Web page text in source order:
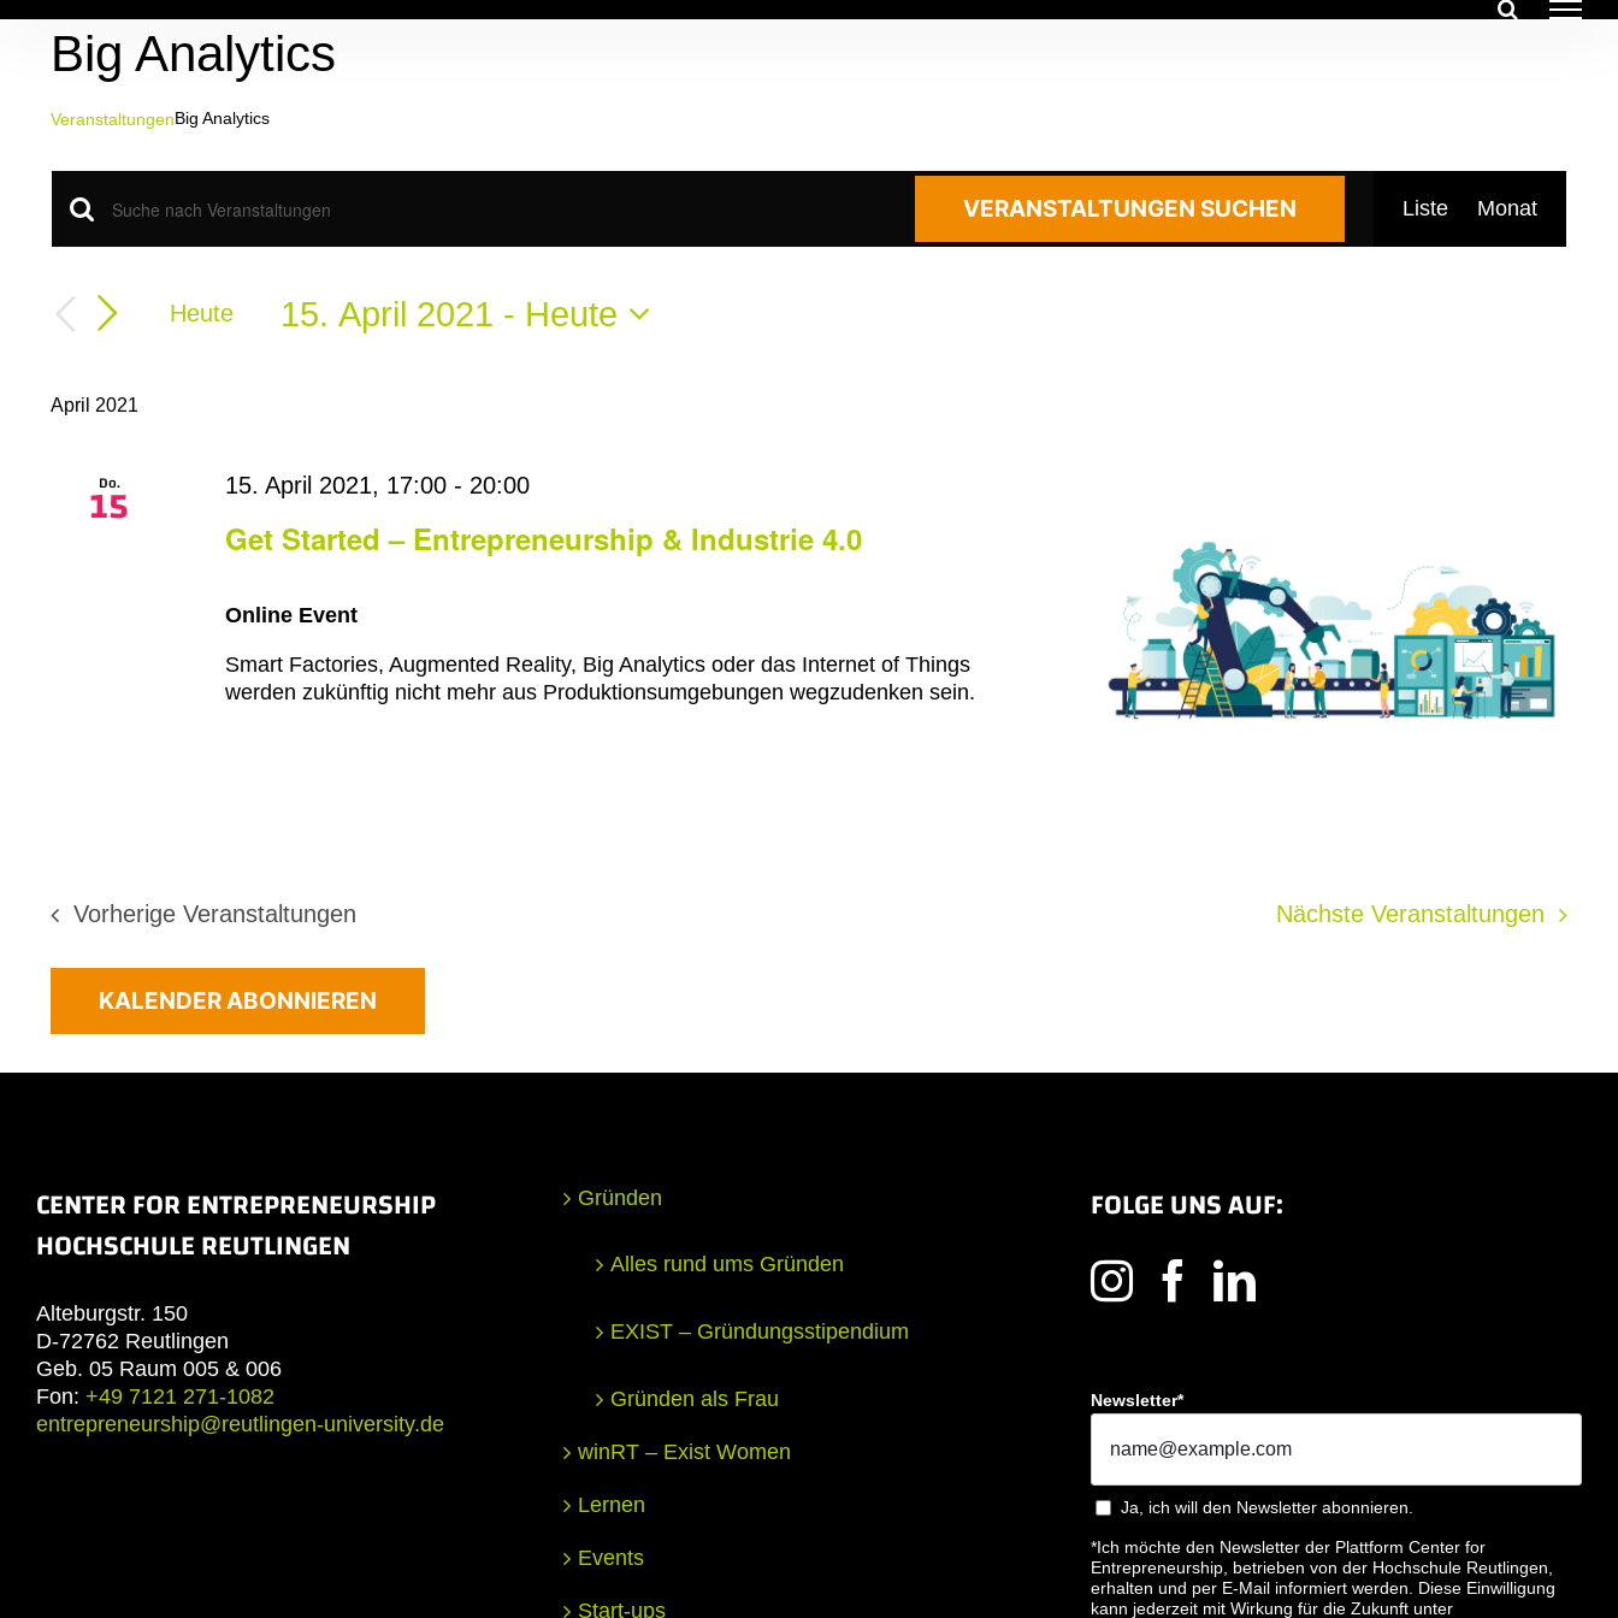
springenBig Analytics
VeranstaltungenBig Analytics
Veranstaltungen
Veranstaltungen
Suche
und
Ansichten,
Navigation
Bitte
Schlüsselwort
Suche
nach
VERANSTALTUNGEN SUCHEN Liste Monat
Heute 15. April 2021 - Heute
April 2021
Do.
15 Get Started – Entrepreneurship & Industrie 4.0
15. April 2021, 17:00 - 20:00
Online Event
Smart Factories, Augmented Reality, Big Analytics oder das Internet of Things
werden zukünftig nicht mehr aus Produktionsumgebungen wegzudenken sein.
Vorherige Veranstaltungen NächsteVeranstaltungen
KALENDER ABONNIEREN
CENTER FOR ENTREPRENEURSHIP
HOCHSCHULE REUTLINGEN
Alteburgstr. 150
D-72762 Reutlingen
Geb. 05 Raum 005 & 006
Fon: +49 7121 271-1082
entrepreneurship@reutlingen-university.de
Gründen
Alles rund ums Gründen
EXIST – Gründungsstipendium
Gründen als Frau
winRT – Exist Women
Lernen
Events
Start-ups
FOLGE UNS AUF:
Newsletter*
Ja, ich will den Newsletter abonnieren.
*Ich möchte den Newsletter der Plattform Center for
Entrepreneurship, betrieben von der Hochschule Reutlingen,
erhalten und per E-Mail informiert werden. Diese Einwilligung
kann jederzeit mit Wirkung für die Zukunft unter